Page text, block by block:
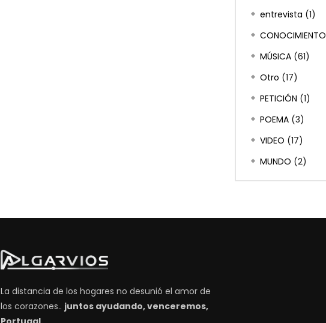
entrevista (1)
CONOCIMIENTO
MÚSICA (61)
Otro (17)
PETICIÓN (1)
POEMA (3)
VIDEO (17)
MUNDO (2)
La distancia de los hogares no desunió el amor de
los corazones.. juntos ayudando, venceremos,